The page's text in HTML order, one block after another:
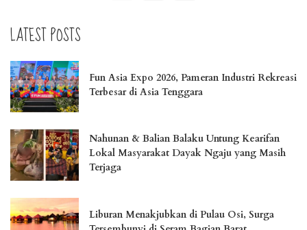
LATEST POSTS
Fun Asia Expo 2026, Pameran Industri Rekreasi
Terbesar di Asia Tenggara
Nahunan & Balian Balaku Untung Kearifan
Lokal Masyarakat Dayak Ngaju yang Masih
Terjaga
Liburan Menakjubkan di Pulau Osi, Surga